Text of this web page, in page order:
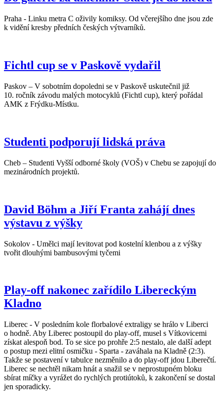
Praha - Linku metra C oživily komiksy. Od včerejšího dne jsou zde
k vidění kresby předních českých výtvarníků.
Fichtl cup se v Paskově vydařil
Paskov – V sobotním dopoledni se v Paskově uskutečnil již
10. ročník závodu malých motocyklů (Fichtl cup), který pořádal
AMK z Frýdku-Místku.
Studenti podporují lidská práva
Cheb – Studenti Vyšší odborné školy (VOŠ) v Chebu se zapojují do
mezinárodních projektů.
David Böhm a Jiří Franta zahájí dnes
výstavu z výšky
Sokolov - Umělci mají levitovat pod kostelní klenbou a z výšky
tvořit dlouhými bambusovými tyčemi
Play-off nakonec zařídilo Libereckým
Kladno
Liberec - V posledním kole florbalové extraligy se hrálo v Liberci
o hodně. Aby Liberec postoupil do play-off, musel s Vítkovicemi
získat alespoň bod. To se sice po prohře 2:5 nestalo, ale další adept
o postup mezi elitní osmičku - Sparta - zaváhala na Kladně (2:3).
Takže se postavení v tabulce nezměnilo a do play-off jdou Liberečtí.
Liberec se nechtěl nikam hnát a snažil se v neprostupném bloku
sbírat míčky a vyrážet do rychlých protiútoků, k zakončení se dostal
jen sporadicky.